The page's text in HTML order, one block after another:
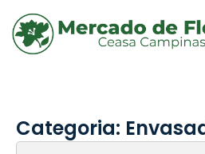
Categoria: